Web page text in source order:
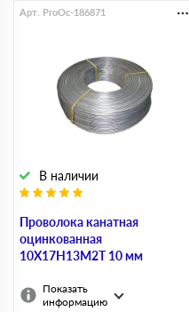
Проволока канатная
оцинкованная
10Х17Н13М2Т 10 мм
В наличии
Арт. ProOc-186871
Показать
информацию